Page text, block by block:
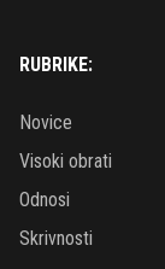
RUBRIKE:
Novice
Visoki obrati
Odnosi
Skrivnosti